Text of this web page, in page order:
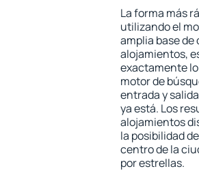
La forma más
utilizando el
amplia base de
alojamientos,
exactamente
motor de
entrada y
ya está. Los
alojamientos
la posibilidad
centro de la
por estrellas.